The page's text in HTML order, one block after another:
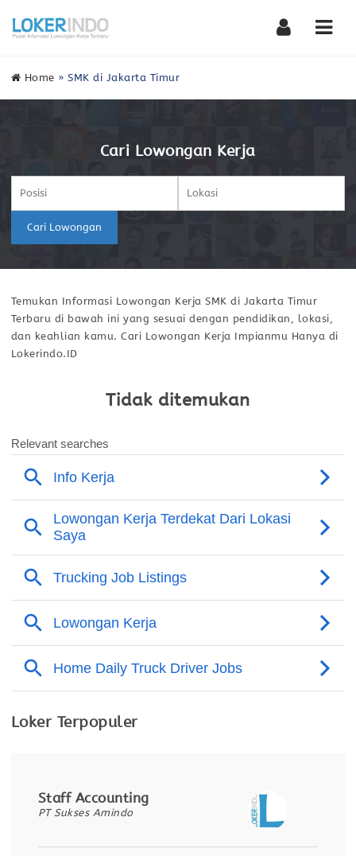
Home »SMK di Jakarta Timur
Cari Lowongan Kerja
Cari Lowongan
Temukan Informasi Lowongan Kerja SMK di Jakarta Timur
Terbaru di bawah ini yang sesuai dengan pendidikan, lokasi,
dan keahlian kamu. Cari Lowongan Kerja Impianmu Hanya di
Lokerindo.ID
Tidak ditemukan
Loker Terpopuler
Staff Accounting
PT Sukses Amindo